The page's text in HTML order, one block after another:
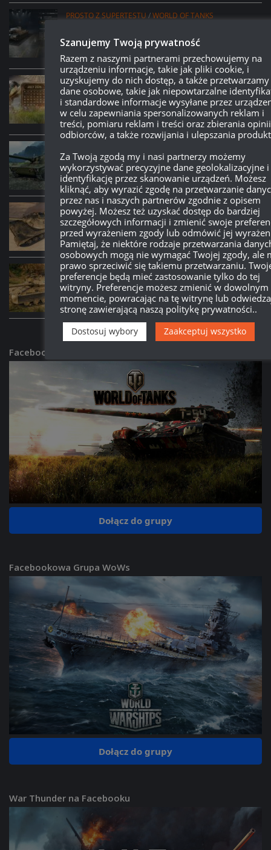
PROSTO Z SUPERTESTU /WORLD OF TANKS
z Girls und Panzer?
14:15, 6 LIPCA 2026
LEAK/PATCHE/ WORLD OF TANKS
Miesiąc w WoT: Lipiec, czyli co nasz czeka w
najbliższym miesiącu w grze?
21:09, 2 LIPCA 2026
Patch 2.3.1: Kolczatka – opis i screeny
16:15, 29 CZERWCA 2026
PATCHE WORLD OF TANKS
Patch 2.3.1: 63TP Rycerski – opis i screeny
16:08, 29 CZERWCA 2026
PATCHE/WORLD OF TANKS
Patch 2.3.1: Donnola – opis i screeny
15:59, 29 CZERWCA 2026
Facebookowa Grupa Wot
Dołącz do grupy
Facebookowa Grupa WoWs
Dołącz do grupy
War Thunder na Facebooku
Szanujemy Twoją prywatność
Razem z naszymi partnerami przechowujemy na
urządzeniu informacje, takie jak pliki cookie, i
uzyskujemy do nich dostęp, a także przetwarzamy
dane osobowe, takie jak niepowtarzalne
i standardowe informacje wysyłane przez
w celu zapewniania spersonalizowanych reklam i
treści, pomiaru reklam i treści oraz zbierania opinii
odbiorców, a także rozwijania i ulepszania
Za Twoją zgodą my i nasi partnerzy możemy
wykorzystywać precyzyjne dane geolokalizacyjne i
identyfikację przez skanowanie urządzeń. Możesz
kliknąć, aby wyrazić zgodę na przetwarzanie
przez nas i naszych partnerów zgodnie z opisem
powyżej. Możesz też uzyskać dostęp do bardziej
szczegółowych informacji i zmienić swoje
przed wyrażeniem zgody lub odmówić jej
Pamiętaj, że niektóre rodzaje przetwarzania
osobowych mogą nie wymagać Twojej zgody, ale
prawo sprzeciwić się takiemu przetwarzaniu.
preferencje będą mieć zastosowanie tylko do tej
witryny. Preferencje możesz zmienić w dowolnym
momencie, powracając na tę witrynę lub
stronę zawierającą naszą politykę prywatności..
Dostosuj wybory Zaakceptuj wszystko